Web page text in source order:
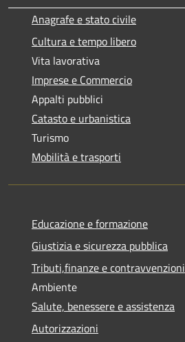
Anagrafe e stato civile
Cultura e tempo libero
Vita lavorativa
Imprese e Commercio
Appalti pubblici
Catasto e urbanistica
Turismo
Mobilità e trasporti
Educazione e formazione
Giustizia e sicurezza pubblica
Tributi,finanze e contravvenzioni
Ambiente
Salute, benessere e assistenza
Autorizzazioni